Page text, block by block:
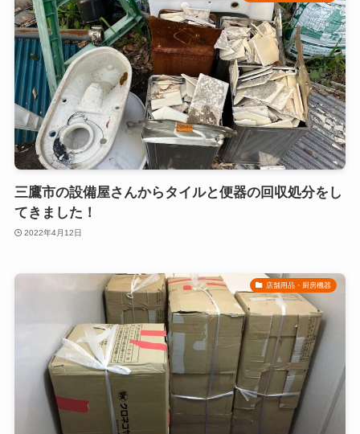
三鷹市の設備屋さんからタイルと便器の回収処分をし
てきました！
2022年4月12日
店舗用品・厨房機器